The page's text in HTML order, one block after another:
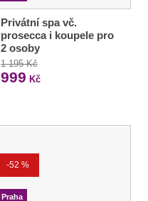
Privátní spa vč.
prosecca i koupele pro
2 osoby
1 195 Kč
999 Kč
-52 %
Praha